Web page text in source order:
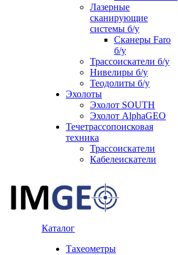
Лазерные
сканирующие
системы б/у
Сканеры Faro
б/у
Трассоискатели б/у
Нивелиры б/у
Теодолиты б/у
Эхолоты
Эхолот SOUTH
Эхолот AlphaGEO
Течетрассопоисковая
техника
Трассоискатели
Кабелеискатели
Каталог
Тахеометры